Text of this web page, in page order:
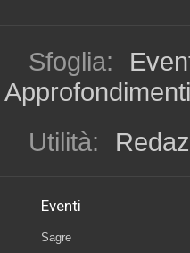
Sfoglia:
Approfondimenti
Utilità:
Eventi
Sagre